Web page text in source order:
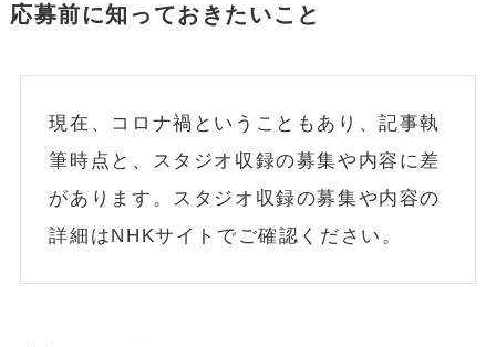
応募前に知っておきたいこと
現在、コロナ禍ということもあり、記事執
筆時点と、スタジオ収録の募集や内容に差
があります。スタジオ収録の募集や内容の
詳細はNHKサイトでご確認ください。